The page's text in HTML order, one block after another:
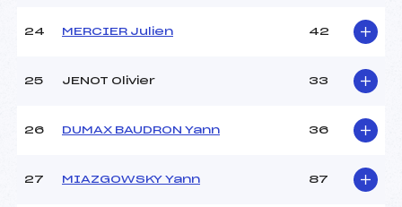
24 MERCIER Julien 42
25 JENOT Olivier 33
26 DUMAX BAUDRON Yann 36
27 MIAZGOWSKY Yann 87